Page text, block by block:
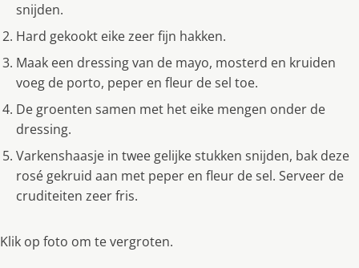
snijden.
Hard gekookt eike zeer fijn hakken.
Maak een dressing van de mayo, mosterd en kruiden
voeg de porto, peper en fleur de sel toe.
De groenten samen met het eike mengen onder de
dressing.
Varkenshaasje in twee gelijke stukken snijden, bak deze
rosé gekruid aan met peper en fleur de sel. Serveer de
cruditeiten zeer fris.
Klik op foto om te vergroten.